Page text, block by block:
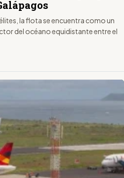
la flota se encuentra como un
del océano equidistante entre el